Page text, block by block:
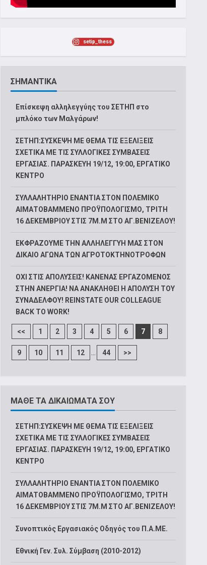
setip_thess
ΣΗΜΑΝΤΙΚΑ
Επίσκεψη αλληλεγγύης του ΣΕΤΗΠ στο
μπλόκο των Μαλγάρων!
ΣΕΤΗΠ:ΣΥΣΚΕΨΗ ΜΕ ΘΕΜΑ ΤΙΣ ΕΞΕΛΙΞΕΙΣ
ΣΧΕΤΙΚΑ ΜΕ ΤΙΣ ΣΥΛΛΟΓΙΚΕΣ ΣΥΜΒΑΣΕΙΣ
ΕΡΓΑΣΙΑΣ. ΠΑΡΑΣΚΕΥΗ 19/12, 19:00, ΕΡΓΑΤΙΚΟ
ΚΕΝΤΡΟ
ΣΥΛΛΑΛΗΤΗΡΙΟ ΕΝΑΝΤΙΑ ΣΤΟΝ ΠΟΛΕΜΙΚΟ
ΑΙΜΑΤΟΒΑΜΜΕΝΟ ΠΡΟΫΠΟΛΟΓΙΣΜΟ, ΤΡΙΤΗ
16 ΔΕΚΕΜΒΡΙΟΥ ΣΤΙΣ 7Μ.Μ ΣΤΟ ΑΓ.ΒΕΝΙΖΕΛΟΥ!
ΕΚΦΡΑΖΟΥΜΕ ΤΗΝ ΑΛΛΗΛΕΓΓΥΗ ΜΑΣ ΣΤΟΝ
ΔΙΚΑΙΟ ΑΓΩΝΑ ΤΩΝ ΑΓΡΟΤΟΚΤΗΝΟΤΡΟΦΩΝ
ΟΧΙ ΣΤΙΣ ΑΠΟΛΥΣΕΙΣ! ΚΑΝΕΝΑΣ ΕΡΓΑΖΟΜΕΝΟΣ
ΣΤΗΝ ΑΝΕΡΓΙΑ! ΝΑ ΑΝΑΚΛΗΘΕΙ Η ΑΠΟΛΥΣΗ ΤΟΥ
ΣΥΝΑΔΕΛΦΟΥ! REINSTATE OUR COLLEAGUE
BACK TO WORK!
<< 1 2 3 4 5 6 7 8
9 10 11 12 44 >>
ΜΑΘΕ ΤΑ ΔΙΚΑΙΩΜΑΤΑ ΣΟΥ
ΣΕΤΗΠ:ΣΥΣΚΕΨΗ ΜΕ ΘΕΜΑ ΤΙΣ ΕΞΕΛΙΞΕΙΣ
ΣΧΕΤΙΚΑ ΜΕ ΤΙΣ ΣΥΛΛΟΓΙΚΕΣ ΣΥΜΒΑΣΕΙΣ
ΕΡΓΑΣΙΑΣ. ΠΑΡΑΣΚΕΥΗ 19/12, 19:00, ΕΡΓΑΤΙΚΟ
ΚΕΝΤΡΟ
ΣΥΛΛΑΛΗΤΗΡΙΟ ΕΝΑΝΤΙΑ ΣΤΟΝ ΠΟΛΕΜΙΚΟ
ΑΙΜΑΤΟΒΑΜΜΕΝΟ ΠΡΟΫΠΟΛΟΓΙΣΜΟ, ΤΡΙΤΗ
16 ΔΕΚΕΜΒΡΙΟΥ ΣΤΙΣ 7Μ.Μ ΣΤΟ ΑΓ.ΒΕΝΙΖΕΛΟΥ!
Συνοπτικός Εργασιακός Οδηγός του Π.Α.ΜΕ.
Εθνική Γεν. Συλ. Σύμβαση (2010-2012)